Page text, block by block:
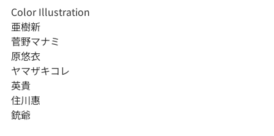
Color Illustration
亜樹新
菅野マナミ
原悠衣
ヤマザキコレ
英貴
住川惠
銃爺